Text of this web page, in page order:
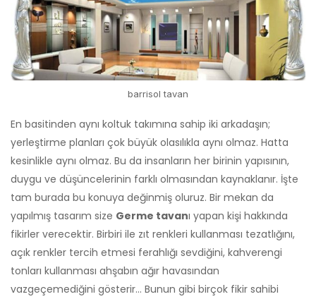
barrisol tavan
En basitinden aynı koltuk takımına sahip iki arkadaşın;
yerleştirme planları çok büyük olasılıkla aynı olmaz. Hatta
kesinlikle aynı olmaz. Bu da insanların her birinin yapısının,
duygu ve düşüncelerinin farklı olmasından kaynaklanır. İşte
tam burada bu konuya değinmiş oluruz. Bir mekan da
yapılmış tasarım size Germe tavanı yapan kişi hakkında
fikirler verecektir. Birbiri ile zıt renkleri kullanması tezatlığını,
açık renkler tercih etmesi ferahlığı sevdiğini, kahverengi
tonları kullanması ahşabın ağır havasından
vazgeçemediğini gösterir… Bunun gibi birçok fikir sahibi